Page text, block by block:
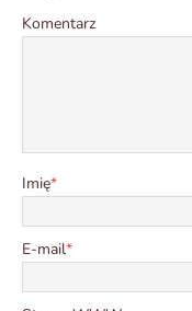
Komentarz
Imię*
E-mail*